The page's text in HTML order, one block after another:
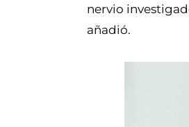
nervio
añadió.